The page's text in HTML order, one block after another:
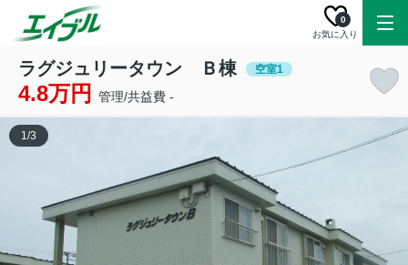
お気に入り
0
ラグジュリータウン Ｂ棟 空室1
4.8万円 管理/共益費 -
1/3